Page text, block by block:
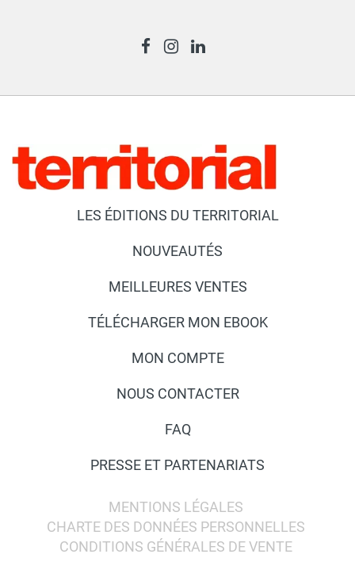
LES ÉDITIONS DU TERRITORIAL
NOUVEAUTÉS
MEILLEURES VENTES
TÉLÉCHARGER MON EBOOK
MON COMPTE
NOUS CONTACTER
FAQ
PRESSE ET PARTENARIATS
MENTIONS LÉGALES
CHARTE DES DONNÉES PERSONNELLES
CONDITIONS GÉNÉRALES DE VENTE